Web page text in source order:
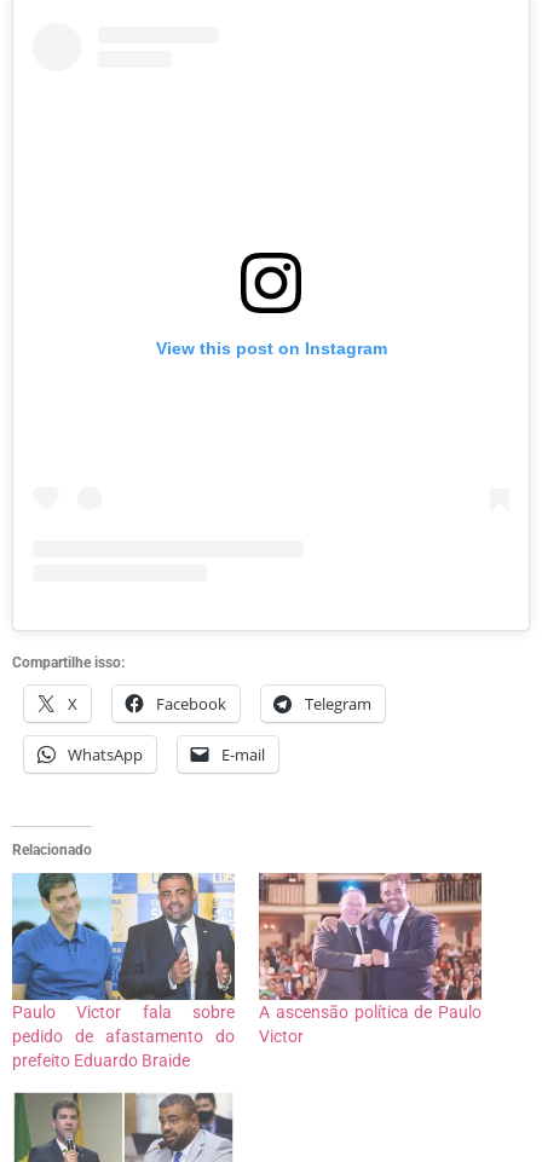
View this post on Instagram
Compartilhe isso:
X Facebook Telegram
WhatsApp E-mail
Relacionado
Paulo Victor fala sobre
pedido de afastamento do
prefeito Eduardo Braide
A ascensão política de Paulo
Victor